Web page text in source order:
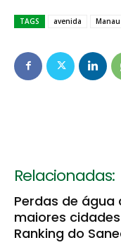
TAGS avenida
Relacionadas:
Perdas de água
maiores
Ranking do